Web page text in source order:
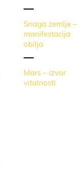
Snaga zemlje –
manifestacija
obilja
Mars – izvor
vitalnosti